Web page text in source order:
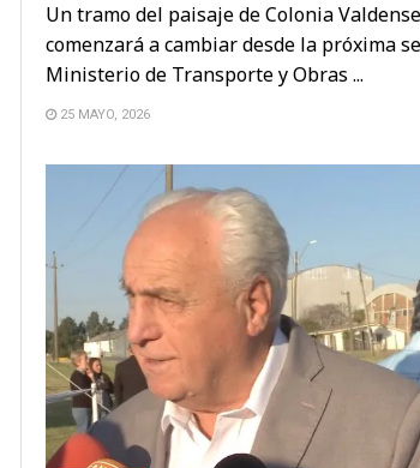
Un tramo del paisaje de Colonia Valdense
comenzará a cambiar desde la próxima
Ministerio de Transporte y Obras ...
25 MAYO, 2026